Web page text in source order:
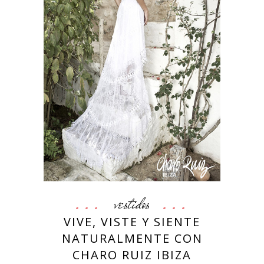
vestidos
VIVE, VISTE Y SIENTE
NATURALMENTE CON
CHARO RUIZ IBIZA